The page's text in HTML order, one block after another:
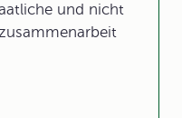
und nicht